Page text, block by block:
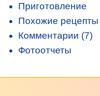
Приготовление
Похожие рецепты
Комментарии (7)
Фотоотчеты